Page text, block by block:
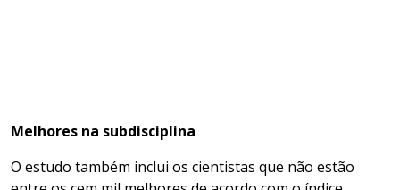
Melhores na subdisciplina
O estudo também inclui os cientistas que não estão